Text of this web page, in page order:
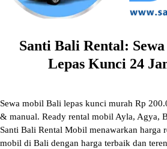
Santi Bali Rental:
Lepas Kunci 24
Sewa mobil Bali lepas kunci murah Rp
& manual. Ready rental mobil Ayla, Agya,
Santi Bali Rental Mobil menawarkan harga
mobil di Bali dengan harga terbaik dan